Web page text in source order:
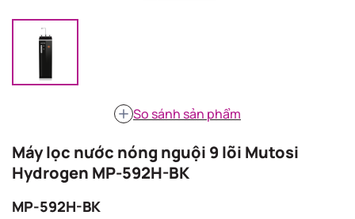
So sánh sản phẩm
Máy lọc nước nóng nguội 9 lõi Mutosi
Hydrogen MP-592H-BK
MP-592H-BK